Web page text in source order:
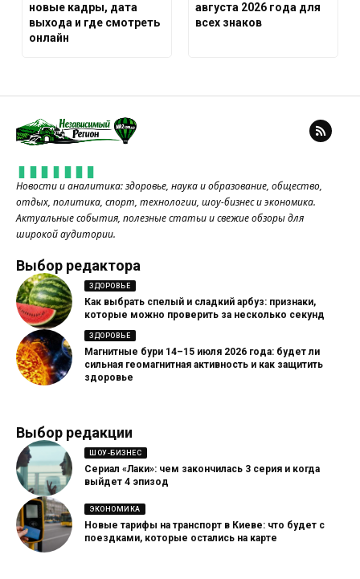
новые кадры, дата
выхода и где смотреть
онлайн
августа 2026 года для
всех знаков
Новости и аналитика: здоровье, наука и образование, общество,
отдых, политика, спорт, технологии, шоу-бизнес и экономика.
Актуальные события, полезные статьи и свежие обзоры для
широкой аудитории.
Выбор редактора
ЗДОРОВЬЕ
Как выбрать спелый и сладкий арбуз: признаки,
которые можно проверить за несколько секунд
ЗДОРОВЬЕ
Магнитные бури 14–15 июля 2026 года: будет ли
сильная геомагнитная активность и как защитить
здоровье
Выбор редакции
ШОУ-БИЗНЕС
Сериал «Лаки»: чем закончилась 3 серия и когда
выйдет 4 эпизод
ЭКОНОМИКА
Новые тарифы на транспорт в Киеве: что будет с
поездками, которые остались на карте